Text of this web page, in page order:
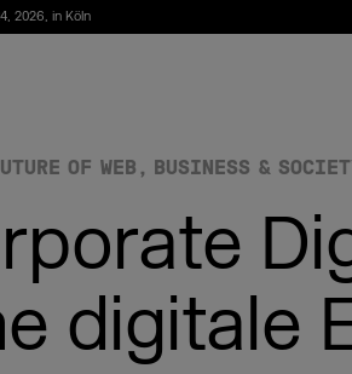
2026, in Köln
OF WEB BUSINESS &
digitale